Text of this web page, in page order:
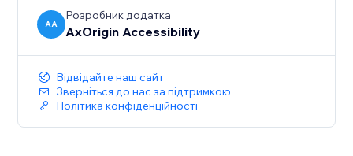
AA
Розробник додатка
AxOrigin Accessibility
Відвідайте наш сайт
Зверніться до нас за підтримкою
Політика конфіденційності